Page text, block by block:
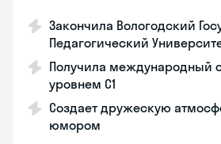
Закончила Вологодский
Педагогический
Получила международный
уровнем C1
Создает дружескую
юмором